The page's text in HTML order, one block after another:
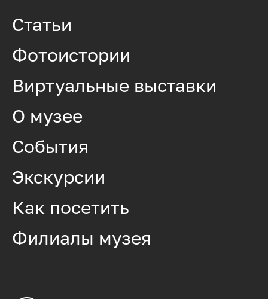
Статьи
Фотоистории
Виртуальные выставки
О музее
События
Экскурсии
Как посетить
Филиалы музея